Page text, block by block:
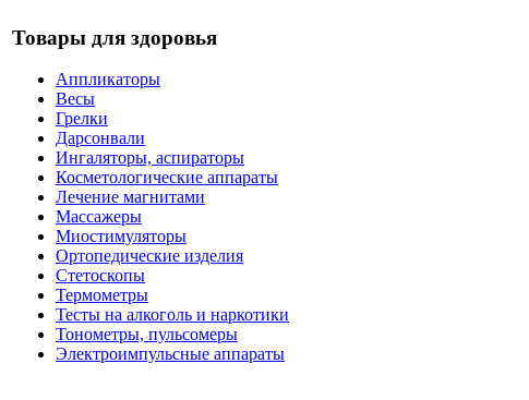
Товары для здоровья
Аппликаторы
Весы
Грелки
Дарсонвали
Ингаляторы, аспираторы
Косметологические аппараты
Лечение магнитами
Массажеры
Миостимуляторы
Ортопедические изделия
Стетоскопы
Термометры
Тесты на алкоголь и наркотики
Тонометры, пульсомеры
Электроимпульсные аппараты